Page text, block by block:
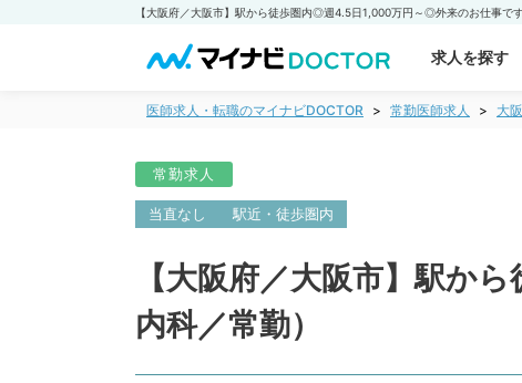
求人を探す
医師求人・転職のマイナビDOCTOR 常勤医師求人 大
常勤求人
当直なし 駅近・徒歩圏内
【大阪府／大阪市】駅か
内科／常勤）